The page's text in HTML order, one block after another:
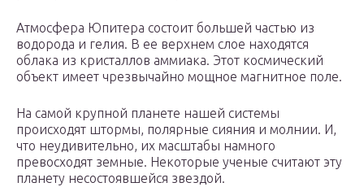
Атмосфера Юпитера состоит большей частью из
водорода и гелия. В ее верхнем слое находятся
облака из кристаллов аммиака. Этот космический
объект имеет чрезвычайно мощное магнитное поле.
На самой крупной планете нашей системы
происходят штормы, полярные сияния и молнии. И,
что неудивительно, их масштабы намного
превосходят земные. Некоторые ученые считают эту
планету несостоявшейся звездой.